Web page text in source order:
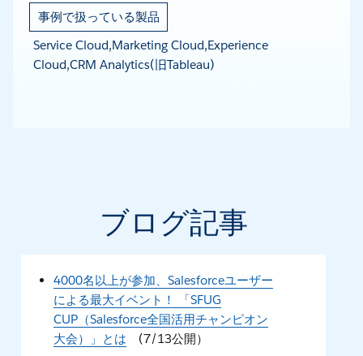
事例で扱っている製品
Service Cloud,Marketing Cloud,Experience
Cloud,CRM Analytics(旧Tableau)
ブログ記事
4000名以上が参加、Salesforceユーザー
による最大イベント！ 「SFUG
CUP（Salesforce全国活用チャンピオン
大会）」とは (7/13公開）